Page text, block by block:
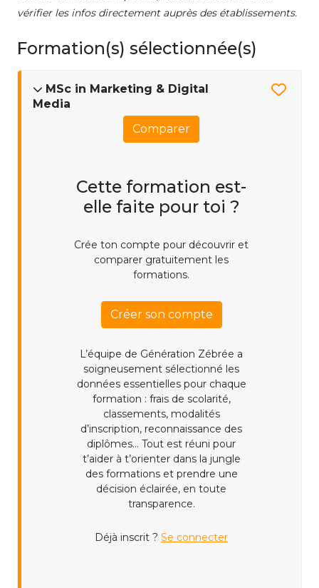
vérifier les infos directement auprès des établissements.
Formation(s) sélectionnée(s)
MSc in Marketing & Digital
Media
Comparer
Cette formation est-
elle faite pour toi ?
Crée ton compte pour découvrir et
comparer gratuitement les
formations.
Créer son compte
L’équipe de Génération Zébrée a
soigneusement sélectionné les
données essentielles pour chaque
formation : frais de scolarité,
classements, modalités
d’inscription, reconnaissance des
diplômes... Tout est réuni pour
t’aider à t’orienter dans la jungle
des formations et prendre une
décision éclairée, en toute
transparence.
Déjà inscrit ? Se connecter